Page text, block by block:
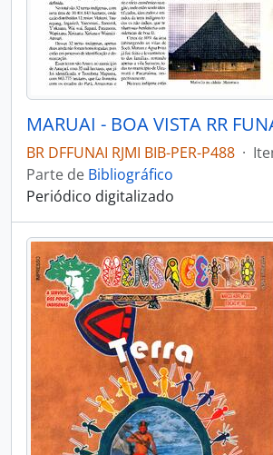
BR DFFUNAI RJMI BIB-PER-P488 ·
Parte de Bibliográfico
Periódico digitalizado